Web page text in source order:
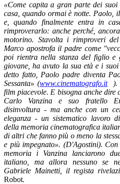
«Come capita a gran parte dei
casa, quando ormai è notte. Paolo,
e, quando finalmente entra in
rimproverarlo: anche perché,
motorino. Stavolta i rimproveri
Marco apostrofa il padre come
poi rientra nella stanza del figlio e
giovane, ha avuto la sua età e i
detto fatto, Paolo padre diventa
Sessanta» (www.cinematografo.it
).
film piacevole. E bisogna anche dire
Carlo Vanzina e suo fratello
disinvoltura - ma anche con un
eleganza - un sistematico lavoro
della memoria cinematografica
di altri che fanno più o meno la
e più impegnato». (D'Agostini).
memoria i Vanzina lanciarono
italiano, ma allora nessuno se
Gabriele Mainetti, il regista
Robot.